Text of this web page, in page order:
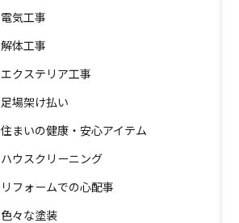
電気工事
解体工事
エクステリア工事
足場架け払い
住まいの健康・安心アイテム
ハウスクリーニング
リフォームでの心配事
色々な塗装